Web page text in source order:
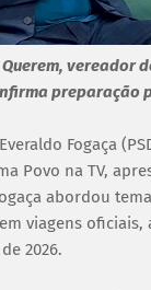
vereador
preparação
Fogaça
Povo na TV,
abordou
viagens
2026.